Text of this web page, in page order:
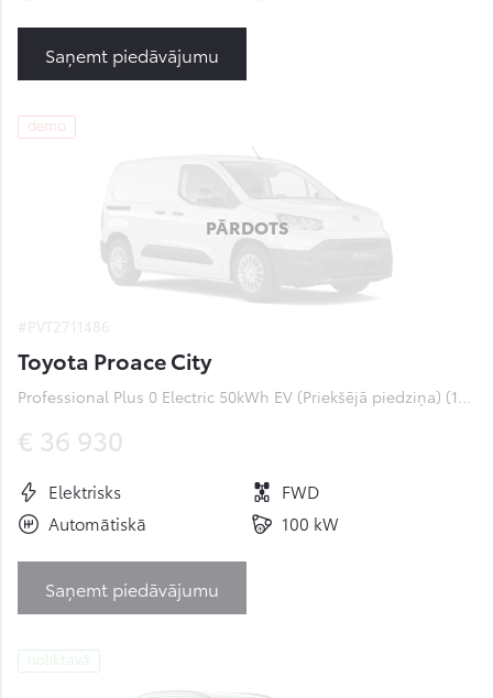
Saņemt piedāvājumu
demo
PĀRDOTS
Toyota Proace City
Professional Plus 0 Electric 50kWh EV (Priekšējā piedziņa) (100 kW)
€ 36 930
Elektrisks
FWD
Automātiskā
100 kW
Saņemt piedāvājumu
noliktavā